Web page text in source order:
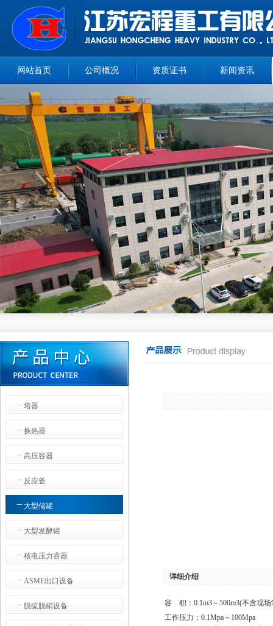
网站首页 公司概况 资质证书 新闻资讯
塔器
换热器
高压容器
反应釜
大型储罐
大型发酵罐
核电压力容器
ASME出口设备
脱硫脱硝设备
详细介绍
容 积：0.1m3～500m3(不含现场
工作压力：0.1Mpa～100Mpa